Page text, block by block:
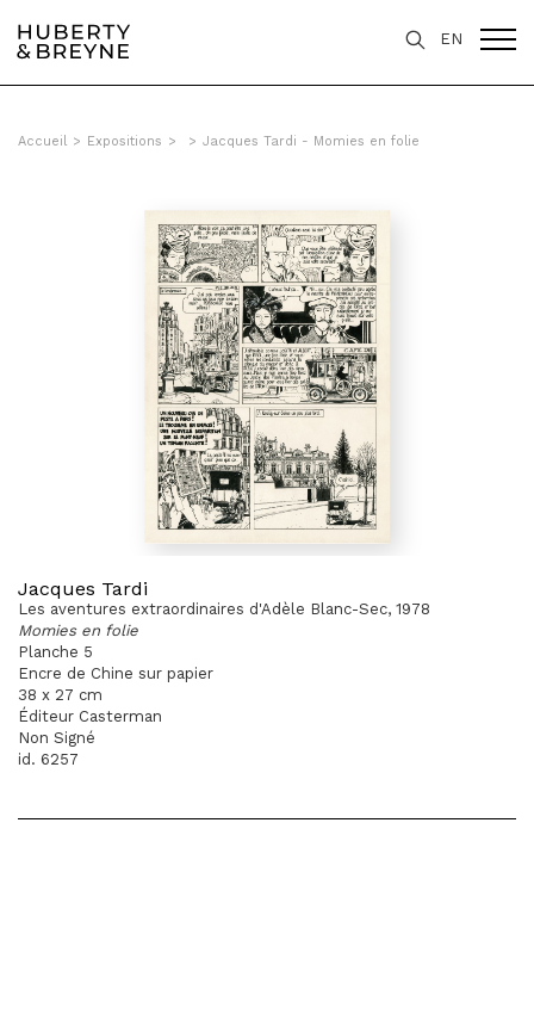
EN
Accueil > Expositions > > Jacques Tardi - Momies en folie
Jacques Tardi
Les aventures extraordinaires d'Adèle Blanc-Sec, 1978
Momies en folie
Planche 5
Encre de Chine sur papier
38 x 27 cm
Éditeur Casterman
Non Signé
id. 6257